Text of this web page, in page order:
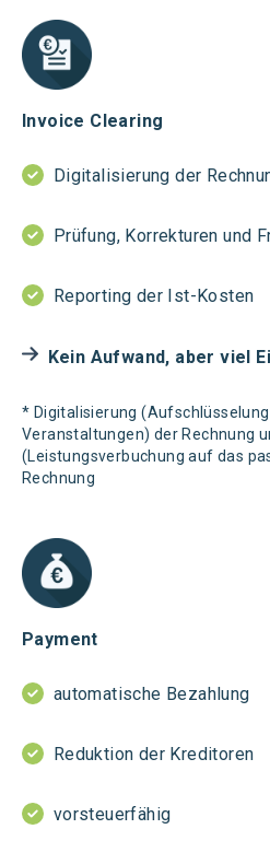
Invoice Clearing
Digitalisierung der
Prüfung, Korrekturen und
Reporting der Ist-Kosten
Kein Aufwand, aber viel
* Digitalisierung
Veranstaltungen) der Rechnung
(Leistungsverbuchung auf das
Rechnung
Payment
automatische Bezahlung
Reduktion der Kreditoren
vorsteuerfähig